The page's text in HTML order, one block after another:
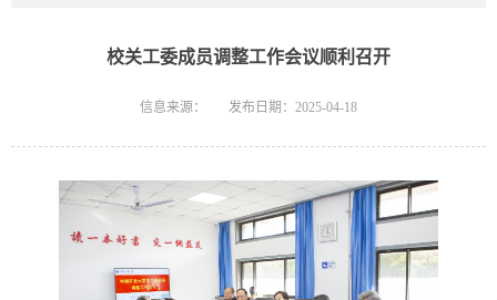
校关工委成员调整工作会议顺利召开
信息来源： 发布日期：2025-04-18